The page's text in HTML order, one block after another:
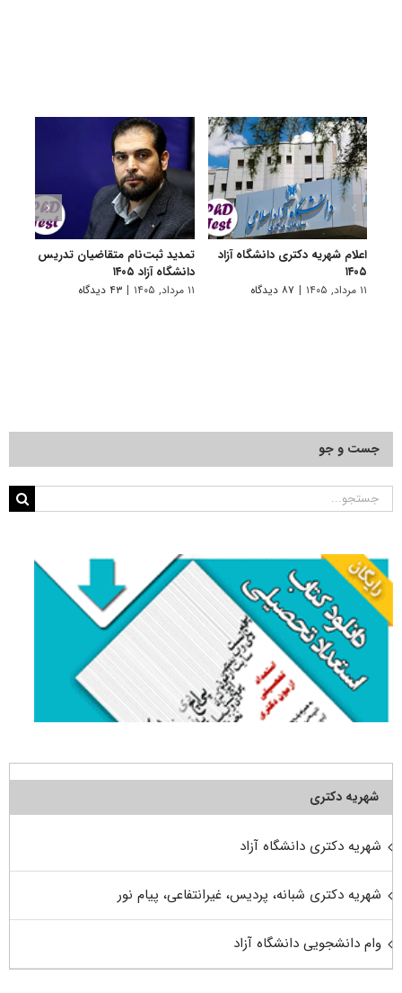
اعلام شهریه دکتری دانشگاه آزاد
۱۴۰۵
۱۱ مرداد, ۱۴۰۵ | ۸۷ دیدگاه
تمدید ثبت‌نام متقاضیان تدریس
دانشگاه آزاد ۱۴۰۵
۱۱ مرداد, ۱۴۰۵ | ۴۳ دیدگاه
جست و جو
جستجو
شهریه دکتری
شهریه دکتری دانشگاه آزاد
شهریه دکتری شبانه، پردیس، غیرانتفاعی، پیام نور
وام دانشجویی دانشگاه آزاد